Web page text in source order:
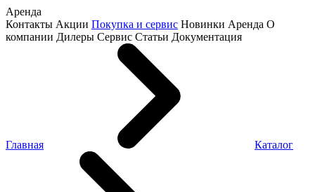
Аренда
Контакты Акции Покупка и сервис Новинки Аренда О
компании Дилеры Сервис Статьи Документация
Главная Каталог